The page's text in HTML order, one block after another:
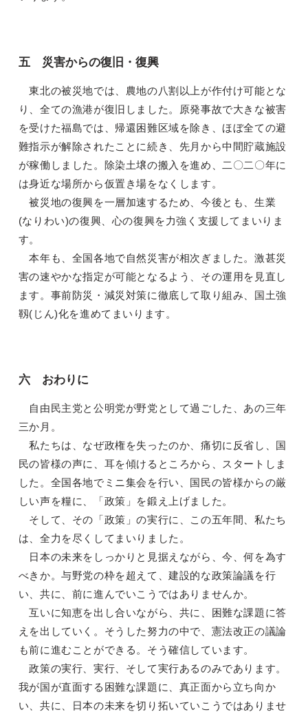
五 災害からの復旧・復興
東北の被災地では、農地の八割以上が作付け可能とな
り、全ての漁港が復旧しました。原発事故で大きな被害
を受けた福島では、帰還困難区域を除き、ほぼ全ての避
難指示が解除されたことに続き、先月から中間貯蔵施設
が稼働しました。除染土壌の搬入を進め、二〇二〇年に
は身近な場所から仮置き場をなくします。
被災地の復興を一層加速するため、今後とも、生業
(なりわい)の復興、心の復興を力強く支援してまいりま
す。
本年も、全国各地で自然災害が相次ぎました。激甚災
害の速やかな指定が可能となるよう、その運用を見直し
ます。事前防災・減災対策に徹底して取り組み、国土強
靱(じん)化を進めてまいります。
六 おわりに
自由民主党と公明党が野党として過ごした、あの三年
三か月。
私たちは、なぜ政権を失ったのか、痛切に反省し、国
民の皆様の声に、耳を傾けるところから、スタートしま
した。全国各地でミニ集会を行い、国民の皆様からの厳
しい声を糧に、「政策」を鍛え上げました。
そして、その「政策」の実行に、この五年間、私たち
は、全力を尽くしてまいりました。
日本の未来をしっかりと見据えながら、今、何を為す
べきか。与野党の枠を超えて、建設的な政策論議を行
い、共に、前に進んでいこうではありませんか。
互いに知恵を出し合いながら、共に、困難な課題に答
えを出していく。そうした努力の中で、憲法改正の議論
も前に進むことができる。そう確信しています。
政策の実行、実行、そして実行あるのみであります。
我が国が直面する困難な課題に、真正面から立ち向か
い、共に、日本の未来を切り拓いていこうではありませ